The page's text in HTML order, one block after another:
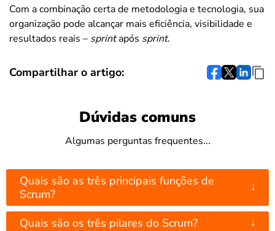
Com a combinação certa de metodologia e tecnologia, sua
organização pode alcançar mais eficiência, visibilidade e
resultados reais – sprintapós sprint.
Compartilhar o artigo:
Dúvidas comuns
Algumas perguntas frequentes...
Quais são as três principais funções de
Scrum?
↓
Quais são os três pilares do Scrum? ↓